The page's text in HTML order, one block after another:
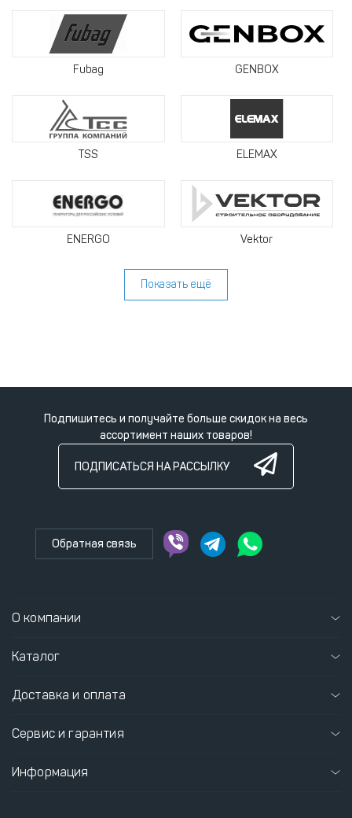
Fubag GENBOX
TSS ELEMAX
ENERGO Vektor
Показать ещё
Подпишитесь и получайте больше скидок на весь
ассортимент наших товаров!
ПОДПИСАТЬСЯ НА РАССЫЛКУ
Обратная связь
О компании
Каталог
Доставка и оплата
Сервис и гарантия
Информация